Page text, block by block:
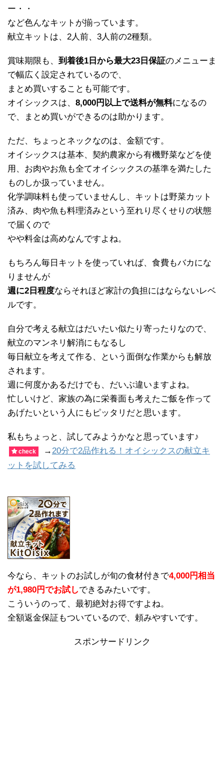
ー・・
など色んなキットが揃っています。
献立キットは、2人前、3人前の2種類。
賞味期限も、 到着後1日から最大23日保証のメニューま
で幅広く設定されているので、
まとめ買いすることも可能です。
オイシックスは、 8,000円以上で送料が無料になるの
で、まとめ買いができるのは助かります。
ただ、ちょっとネックなのは、金額です。
オイシックスは基本、契約農家から有機野菜などを使
用、お肉やお魚も全てオイシックスの基準を満たした
ものしか扱っていません。
化学調味料も使っていませんし、キットは野菜カット
済み、肉や魚も料理済みという至れり尽くせりの状態
で届くので
やや料金は高めなんですよね。
もちろん毎日キットを使っていれば、食費もバカにな
りませんが
週に2日程度ならそれほど家計の負担にはならないレベ
ルです。
自分で考える献立はだいたい似たり寄ったりなので、
献立のマンネリ解消にもなるし
毎日献立を考えて作る、という面倒な作業からも解放
されます。
週に何度かあるだけでも、だいぶ違いますよね。
忙しいけど、家族の為に栄養面も考えたご飯を作って
あげたいという人にもピッタリだと思います。
私もちょっと、試してみようかなと思っています♪
check → 20分で2品作れる！オイシックスの献立キ
ットを試してみる
今なら、キットのお試しが旬の食材付きで4,000円相当
が1,980円でお試しできるみたいです。
こういうのって、最初絶対お得ですよね。
全額返金保証もついているので、頼みやすいです。
スポンサードリンク